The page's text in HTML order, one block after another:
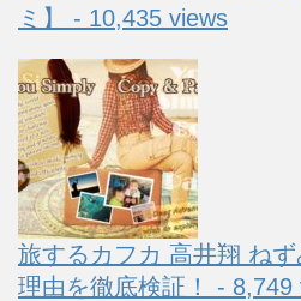
ミ】 - 10,435 views
旅するカフカ 高井翔 ね
理由を徹底検証！ - 8,749